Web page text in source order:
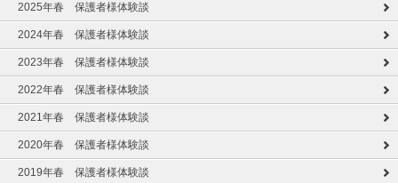
2025年春 保護者様体験談
2024年春 保護者様体験談
2023年春 保護者様体験談
2022年春 保護者様体験談
2021年春 保護者様体験談
2020年春 保護者様体験談
2019年春 保護者様体験談